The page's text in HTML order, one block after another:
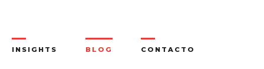
INSIGHTS BLOG CONTACTO